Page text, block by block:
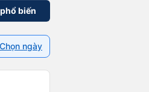
biến
Chọn ngày